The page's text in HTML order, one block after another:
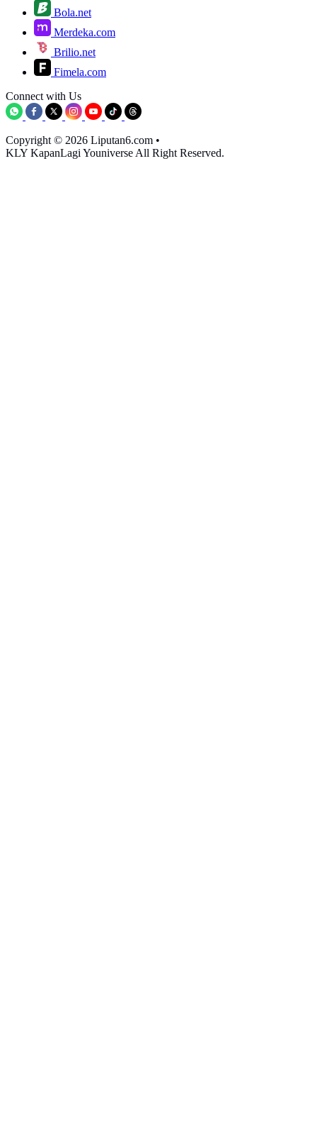
Bola.net
Merdeka.com
Brilio.net
Fimela.com
Connect with Us
Copyright © 2026 Liputan6.com •
KLY KapanLagi Youniverse All Right Reserved.